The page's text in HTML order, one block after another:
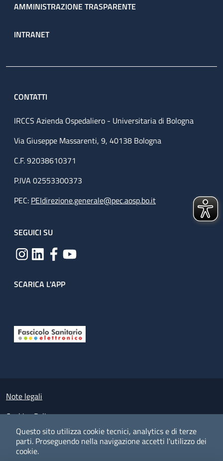
Questo sito utilizza cookie tecnici, analytics e di terze
parti. Proseguendo nella navigazione accetti l'utilizzo dei
cookie.
AMMINISTRAZIONE TRASPARENTE
INTRANET
CONTATTI
IRCCS Azienda Ospedaliero - Universitaria di Bologna
Via Giuseppe Massarenti, 9, 40138 Bologna
C.F. 92038610371
P.IVA 02553300373
PEC: PEIdirezione.generale@pec.aosp.bo.it
SEGUICI SU
SCARICA L'APP
Small prints
Note legali
Cookies Policy
Policy privacy e protezione del dato personale
Albo pretorio on-line